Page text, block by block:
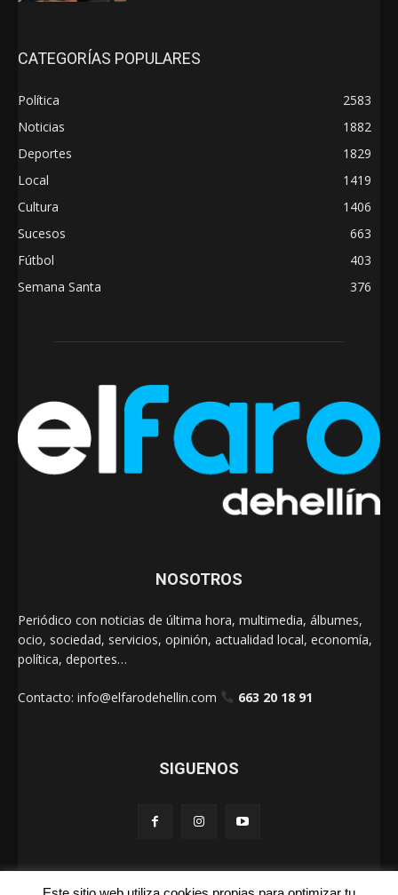
CATEGORÍAS POPULARES
Política
2583
Noticias
1882
Deportes
1829
Local
1419
Cultura
1406
Sucesos
663
Fútbol
403
Semana Santa
376
NOSOTROS
Periódico con noticias de última hora, multimedia, álbumes,
ocio, sociedad, servicios, opinión, actualidad local, economía,
política, deportes…
Contacto: info@elfarodehellin.com 663 20 18 91
SIGUENOS